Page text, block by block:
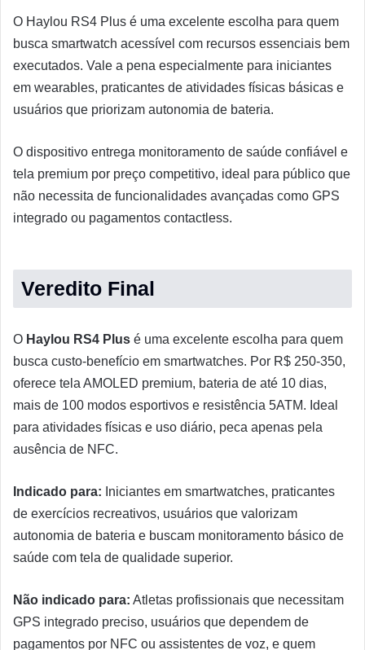
O Haylou RS4 Plus é uma excelente escolha para quem
busca smartwatch acessível com recursos essenciais bem
executados. Vale a pena especialmente para iniciantes
em wearables, praticantes de atividades físicas básicas e
usuários que priorizam autonomia de bateria.
O dispositivo entrega monitoramento de saúde confiável e
tela premium por preço competitivo, ideal para público que
não necessita de funcionalidades avançadas como GPS
integrado ou pagamentos contactless.
Veredito Final
O Haylou RS4 Plus é uma excelente escolha para quem
busca custo-benefício em smartwatches. Por R$ 250-350,
oferece tela AMOLED premium, bateria de até 10 dias,
mais de 100 modos esportivos e resistência 5ATM. Ideal
para atividades físicas e uso diário, peca apenas pela
ausência de NFC.
Indicado para: Iniciantes em smartwatches, praticantes
de exercícios recreativos, usuários que valorizam
autonomia de bateria e buscam monitoramento básico de
saúde com tela de qualidade superior.
Não indicado para: Atletas profissionais que necessitam
GPS integrado preciso, usuários que dependem de
pagamentos por NFC ou assistentes de voz, e quem